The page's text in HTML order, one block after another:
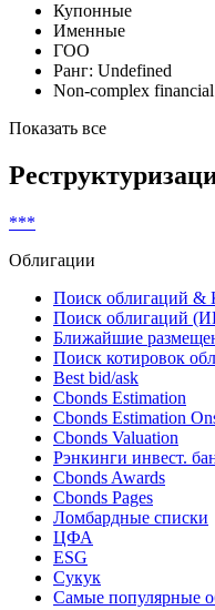
Купонные
Именные
ГОО
Ранг: Undefined
Non-complex
Показать все
***
Облигации
Поиск облигаций &
Поиск облигаций
Ближайшие
Поиск котировок
Best bid/ask
Cbonds Estimation
Cbonds Estimation
Cbonds Valuation
Рэнкинги инвест.
Cbonds Awards
Cbonds Pages
Ломбардные списки
ЦФА
ESG
Сукук
Самые популярные